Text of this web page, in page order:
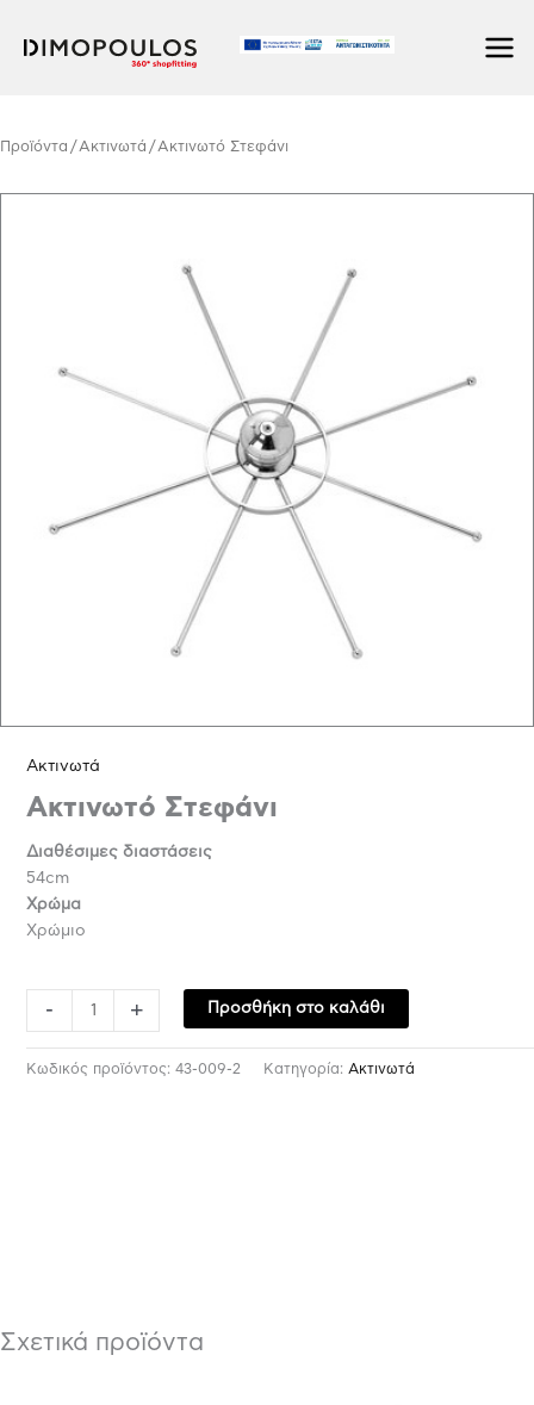
στο
Προϊόντα /Ακτινωτά / Ακτινωτό Στεφάνι
Ακτινωτά
Ακτινωτό Στεφάνι
Διαθέσιμες διαστάσεις
54cm
Χρώμα
Χρώμιο
- + Προσθήκη στο καλάθι
Κωδικός προϊόντος:43-009-2 Κατηγορία: Ακτινωτά
Σχετικά προϊόντα